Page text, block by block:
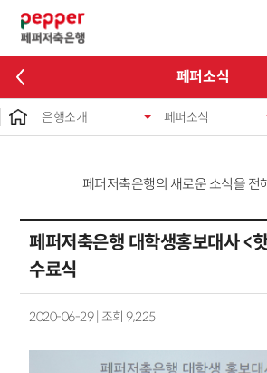
페퍼소식
은행소개 페퍼소식
페퍼저축은행의 새로운 소식을 전
페퍼저축은행 대학생홍보대사 <
수료식
2020-06-29 | 조회 9,225